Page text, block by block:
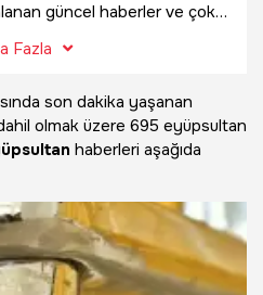
güncel haberler ve çok
Fazla
son dakika yaşanan
olmak üzere 695 eyüpsultan
haberleri aşağıda